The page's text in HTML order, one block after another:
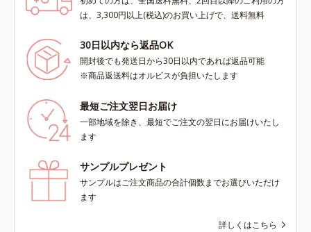
は、3,300円以上(税込)のお買い上げで、送料無料
30日以内なら返品OK
開封後でも発送日から30日以内であれば返品可能
※商品返送料はオルビスが負担いたします
最短ご注文翌日お届け
一部地域を除き、最短でご注文の翌日にお届けいたし
ます
サンプルプレゼント
サンプルはご注文商品の合計個数までお選びいただけ
ます
詳しくはこちら